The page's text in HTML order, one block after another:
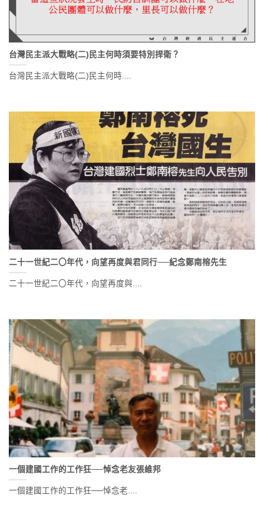
台灣民主派大戰略(二)民主何時須要特別捍衛？
台灣民主派大戰略(二)民主何時....
二十一世紀二〇年代，向望再度與君同行──紀念鄭南榕先生
二十一世紀二〇年代，向望再度與....
一個建國工作的工作狂──悼念老友張維邦
一個建國工作的工作狂──悼念老....